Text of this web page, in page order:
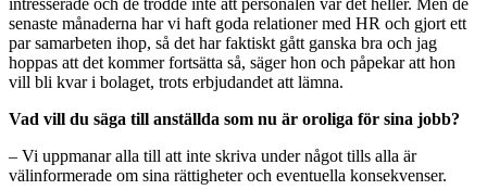
senaste månaderna har vi haft goda relationer med HR och gjort ett
par samarbeten ihop, så det har faktiskt gått ganska bra och jag
hoppas att det kommer fortsätta så, säger hon och påpekar att hon
vill bli kvar i bolaget, trots erbjudandet att lämna.
Vad vill du säga till anställda som nu är oroliga för sina jobb?
– Vi uppmanar alla till att inte skriva under något tills alla är
välinformerade om sina rättigheter och eventuella konsekvenser.